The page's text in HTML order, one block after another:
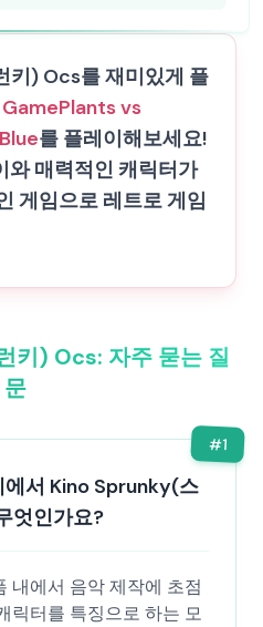
키) Ocs를 재미있게 플
Plants vs
를 플레이해보세요!
와 매력적인 캐릭터가
게임으로 레트로 게임
키) Ocs: 자주 묻는 질
문
#1
에서 Kino Sprunky(스
엇인가요?
내에서 음악 제작에 초점
릭터를 특징으로 하는 모